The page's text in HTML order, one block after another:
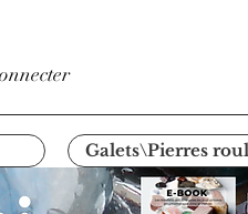
Galets\Pierres